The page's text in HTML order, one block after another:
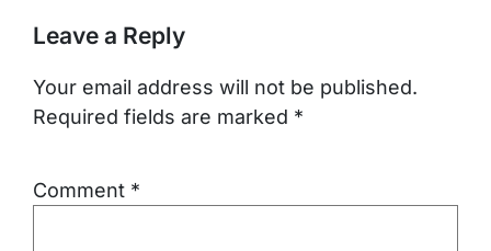
Leave a Reply
Your email address will not be published.
Required fields are marked *
Comment *